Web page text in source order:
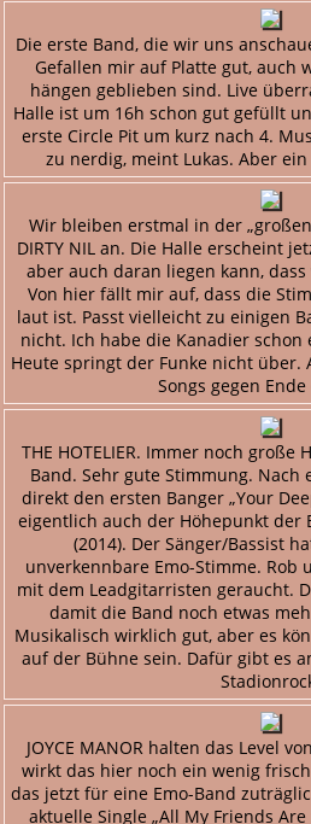
Die erste Band, die wir uns
Gefallen mir auf Platte gut, auch
hängen geblieben sind. Live
Halle ist um 16h schon gut gefüllt
erste Circle Pit um kurz nach 4.
zu nerdig, meint Lukas. Aber
Wir bleiben erstmal in der
DIRTY NIL an. Die Halle erscheint
aber auch daran liegen kann,
Von hier fällt mir auf, dass die
laut ist. Passt vielleicht zu einigen
nicht. Ich habe die Kanadier schon
Heute springt der Funke nicht über.
Songs gegen Ende
THE HOTELIER. Immer noch große
Band. Sehr gute Stimmung. Nach
direkt den ersten Banger „Your
eigentlich auch der Höhepunkt der
(2014). Der Sänger/Bassist
unverkennbare Emo-Stimme. Rob
mit dem Leadgitarristen geraucht.
damit die Band noch etwas
Musikalisch wirklich gut, aber es
auf der Bühne sein. Dafür gibt es
JOYCE MANOR halten das Level
wirkt das hier noch ein wenig
das jetzt für eine Emo-Band
aktuelle Single „All My Friends